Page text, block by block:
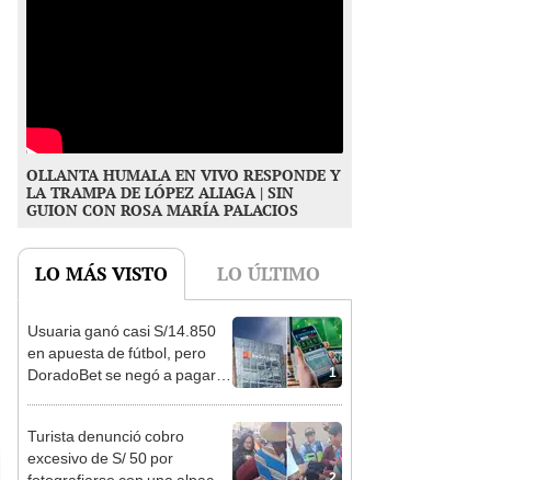
OLLANTA HUMALA EN VIVO RESPONDE Y
LA TRAMPA DE LÓPEZ ALIAGA | SIN
GUION CON ROSA MARÍA PALACIOS
LO MÁS VISTO LO ÚLTIMO
1
Usuaria ganó casi S/14.850
en apuesta de fútbol, pero
DoradoBet se negó a pagar:
Turista denunció cobro
excesivo de S/ 50 por